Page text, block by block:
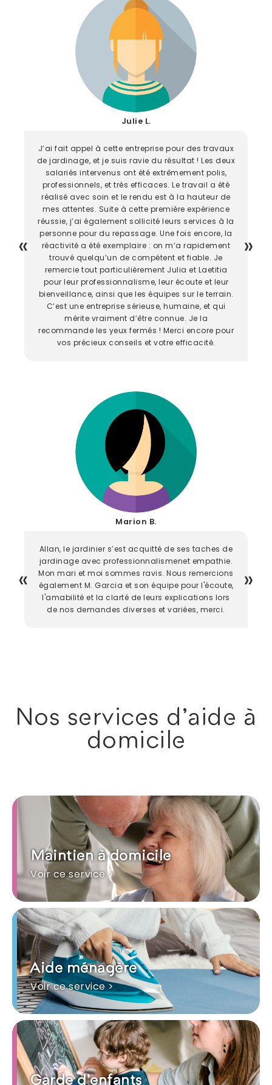
Julie L.
J’ai fait appel à cette entreprise pour des travaux
de jardinage, et je suis ravie du résultat ! Les deux
salariés intervenus ont été extrêmement polis,
professionnels, et très efficaces. Le travail a été
réalisé avec soin et le rendu est à la hauteur de
mes attentes. Suite à cette première expérience
réussie, j’ai également sollicité leurs services à la
personne pour du repassage. Une fois encore, la
réactivité a été exemplaire : on m’a rapidement
trouvé quelqu’un de compétent et fiable. Je
remercie tout particulièrement Julia et Laetitia
pour leur professionnalisme, leur écoute et leur
bienveillance, ainsi que les équipes sur le terrain.
C’est une entreprise sérieuse, humaine, et qui
mérite vraiment d’être connue. Je la
recommande les yeux fermés ! Merci encore pour
vos précieux conseils et votre efficacité.
Marion B.
Allan, le jardinier s’est acquitté de ses taches de
jardinage avec professionnalismenet empathie.
Mon mari et moi sommes ravis. Nous remercions
également M. Garcia et son équipe pour l'écoute,
l'amabilité et la clarté de leurs explications lors
de nos demandes diverses et variées, merci.
Nos services d'aide à
domicile
Maintien à domicile
Voir ce service >
Aide ménagère
Voir ce service >
Garde d'enfants